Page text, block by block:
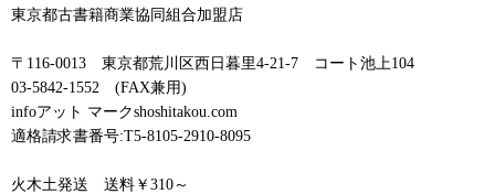
東京都古書籍商業協同組合加盟店
〒116-0013 東京都荒川区西日暮里4-21-7 コート池上104
03-5842-1552 (FAX兼用)
infoアット マークshoshitakou.com
適格請求書番号:T5-8105-2910-8095
火木土発送 送料￥310～